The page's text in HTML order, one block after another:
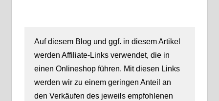
Auf diesem Blog und ggf. in diesem Artikel
werden Affiliate-Links verwendet, die in
einen Onlineshop führen. Mit diesen Links
werden wir zu einem geringen Anteil an
den Verkäufen des jeweils empfohlenen